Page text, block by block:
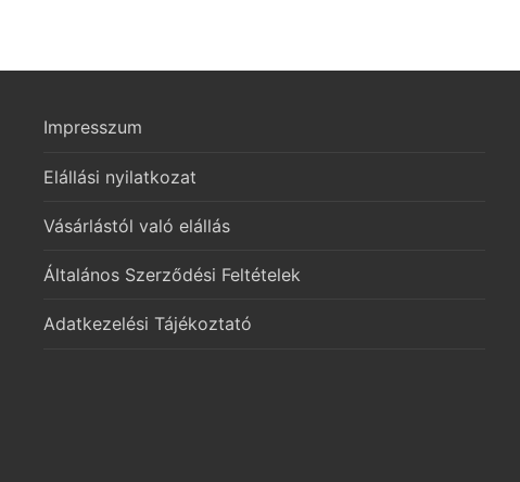
Impresszum
Elállási nyilatkozat
Vásárlástól való elállás
Általános Szerződési Feltételek
Adatkezelési Tájékoztató